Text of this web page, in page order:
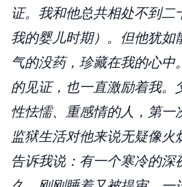
证。我和他总共相处不到二
我的婴儿时期）。但他犹如
气的没药，珍藏在我的心中
的见证，也一直激励着我。
性怯懦、重感情的人，第一
监狱生活对他来说无疑像火
告诉我说：有一个寒冷的深